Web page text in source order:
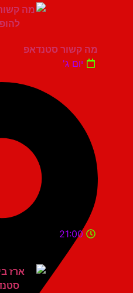
מה קשור סטנדאפ
יום ג'
21:00